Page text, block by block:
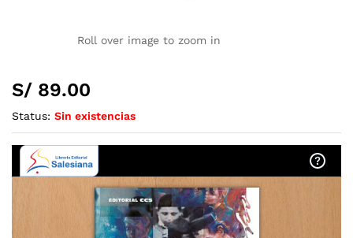
Roll over image to zoom in
S/ 89.00
Status: Sin existencias